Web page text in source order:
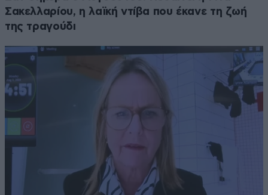
Σακελλαρίου, η λαϊκή ντίβα που έκανε τη ζωή
της τραγούδι